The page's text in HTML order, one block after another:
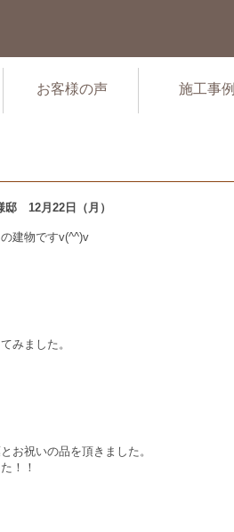
お客様の声 施工事例
12月22日（月）
建物ですv(^^)v
みました。
お祝いの品を頂きました。
！！